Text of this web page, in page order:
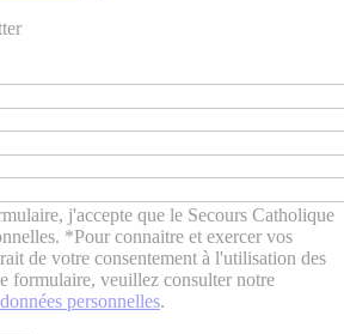
j'accepte que le Secours Catholique
*Pour connaitre et exercer vos
de votre consentement à l'utilisation des
formulaire, veuillez consulter notre
personnelles.